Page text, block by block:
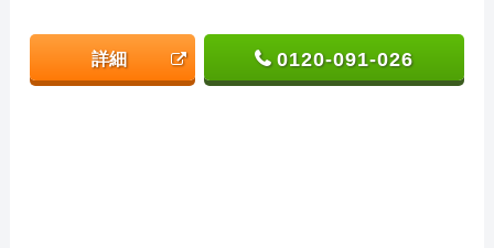
詳細 0120-091-026